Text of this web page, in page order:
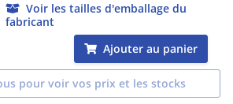
Voir les tailles d'emballage du
fabricant
Ajouter au panier
pour voir vos prix et les stocks